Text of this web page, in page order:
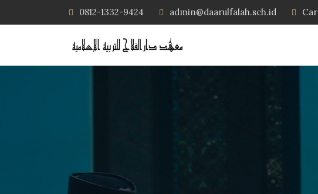
0812-1332-9424 admin@daarulfalah.sch.id